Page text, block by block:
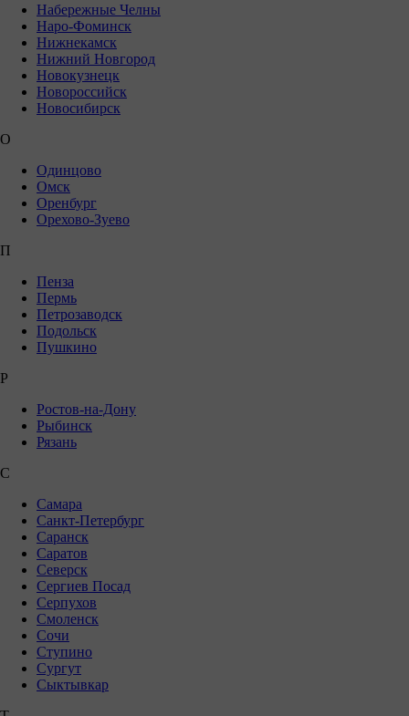
Набережные Челны
Наро-Фоминск
Нижнекамск
Нижний Новгород
Новокузнецк
Новороссийск
Новосибирск
О
Одинцово
Омск
Оренбург
Орехово-Зуево
П
Пенза
Пермь
Петрозаводск
Подольск
Пушкино
Р
Ростов-на-Дону
Рыбинск
Рязань
С
Самара
Санкт-Петербург
Саранск
Саратов
Северск
Сергиев Посад
Серпухов
Смоленск
Сочи
Ступино
Сургут
Сыктывкар